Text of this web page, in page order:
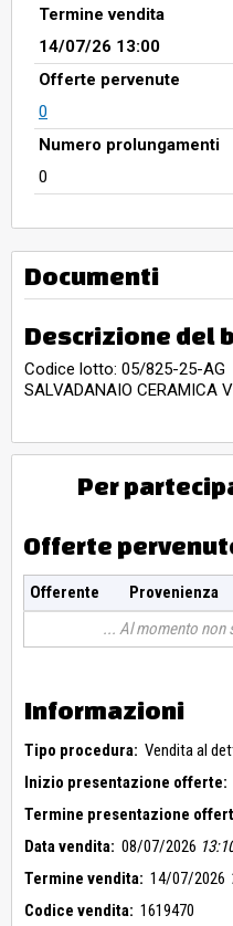
Termine vendita
14/07/26 13:00
Offerte pervenute
0
Numero prolungamenti
0
Documenti
Descrizione del
Codice lotto: 05/825-25-AG
SALVADANAIO CERAMICA
Per
Offerte
Offerente Provenienza
Al momento non
Informazioni
Tipo procedura: Vendita al
Inizio presentazione offerte:
Termine presentazione
Data vendita: 08/07/2026
Termine vendita: 14/07/2026
Codice vendita: 1619470